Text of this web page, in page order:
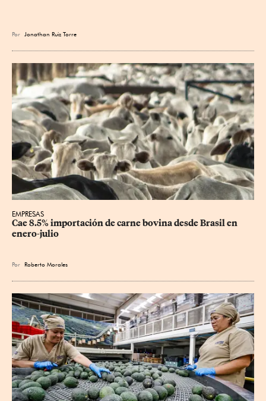
Por Jonathan Ruiz Torre
EMPRESAS
Cae 8.5% importación de carne bovina desde Brasil en
enero-julio
Por Roberto Morales